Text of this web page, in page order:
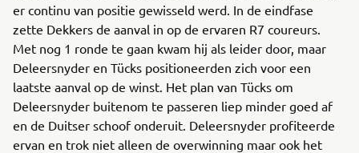
er continu van positie gewisseld werd. In de eindfase
zette Dekkers de aanval in op de ervaren R7 coureurs.
Met nog 1 ronde te gaan kwam hij als leider door, maar
Deleersnyder en Tücks positioneerden zich voor een
laatste aanval op de winst. Het plan van Tücks om
Deleersnyder buitenom te passeren liep minder goed af
en de Duitser schoof onderuit. Deleersnyder profiteerde
ervan en trok niet alleen de overwinning maar ook het